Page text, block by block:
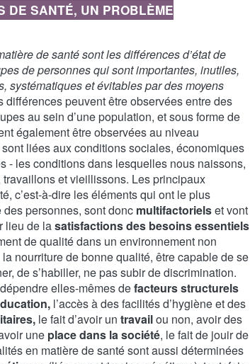
DE SANTÉ, UN PROBLÈME
de santé sont les différences d’état de
de personnes qui sont importantes, inutiles,
systématiques et évitables par des moyens
différences peuvent être observées entre des
au sein d’une population, et sous forme de
également être observées au niveau
liées aux conditions sociales, économiques
- les conditions dans lesquelles nous naissons,
et vieillissons. Les principaux
c’est-à-dire les éléments qui ont le plus
des personnes, sont doncmultifactorielset vont
lieu de lasatisfactions des besoins essentiels
de qualité dans un environnement non
nourriture de bonne qualité, être capable de se
de s’habiller, ne pas subir de discrimination.
elles-mêmes defacteurs structurels
l’accès à des facilités d’hygiène et des
le fait d’avoir un travailou non, avoir des
une place dans la société, le fait de jouir de
en matière de santé sont aussi déterminées